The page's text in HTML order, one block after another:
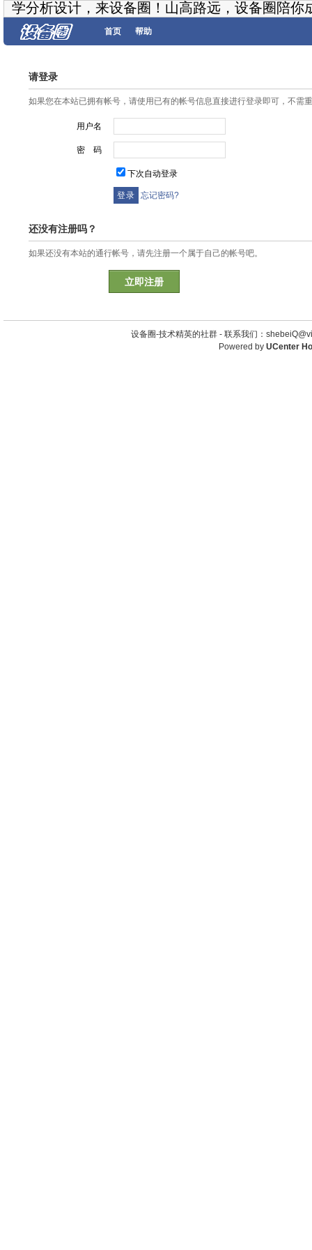
学分析设计，来设备圈！山高路远，设备圈陪你
首页 帮助
请登录
如果您在本站已拥有帐号，请使用已有的帐号信息直接进行登录即可，不需
用户名
密 码
下次自动登录
忘记密码?
还没有注册吗？
如果还没有本站的通行帐号，请先注册一个属于自己的帐号吧。
立即注册
设备圈-技术精英的社群 - 联系我们：
Powered by UCenter